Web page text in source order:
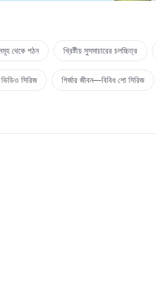
থেকে পঠন খ্রিষ্টীয় সুসমাচারের চলচ্চিত্র
সিরিজ গির্জার জীবন—বিবিধ শো সিরিজ